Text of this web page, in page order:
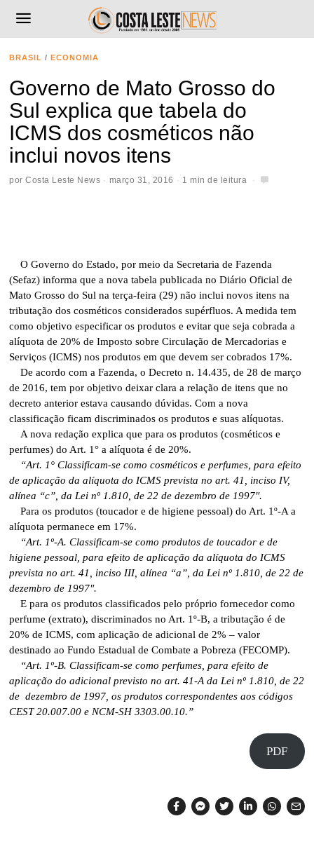
BRASIL / ECONOMIA
Governo de Mato Grosso do
Sul explica que tabela do
ICMS dos cosméticos não
inclui novos itens
porCosta Leste News março 31, 2016 1 min de leitura
O Governo do Estado, por meio da Secretaria de Fazenda
(Sefaz) informa que a nova tabela publicada no Diário Oficial de
Mato Grosso do Sul na terça-feira (29) não inclui novos itens na
tributação dos cosméticos considerados supérfluos. A medida tem
como objetivo especificar os produtos e evitar que seja cobrada a
alíquota de 20% de Imposto sobre Circulação de Mercadorias e
Serviços (ICMS) nos produtos em que devem ser cobrados 17%.
De acordo com a Fazenda, o Decreto n. 14.435, de 28 de março
de 2016, tem por objetivo deixar clara a relação de itens que no
decreto anterior estava causando dúvidas. Com a nova
classificação ficam discriminados os produtos e suas alíquotas.
A nova redação explica que para os produtos (cosméticos e
perfumes) do Art. 1° a alíquota é de 20%.
“Art. 1° Classificam-se como cosméticos e perfumes, para efeito
de aplicação da alíquota do ICMS prevista no art. 41, inciso IV,
alínea “c”, da Lei nº 1.810, de 22 de dezembro de 1997″.
Para os produtos (toucador e de higiene pessoal) do Art. 1º-A a
alíquota permanece em 17%.
“Art. 1º-A. Classificam-se como produtos de toucador e de
higiene pessoal, para efeito de aplicação da alíquota do ICMS
prevista no art. 41, inciso III, alínea “a”, da Lei nº 1.810, de 22 de
dezembro de 1997″.
E para os produtos classificados pelo próprio fornecedor como
perfume (extrato), discriminados no Art. 1º-B, a tributação é de
20% de ICMS, com aplicação de adicional de 2% – valor
destinado ao Fundo Estadual de Combate a Pobreza (FECOMP).
“Art. 1º-B. Classificam-se como perfumes, para efeito de
aplicação do adicional previsto no art. 41-A da Lei nº 1.810, de 22
de dezembro de 1997, os produtos correspondentes aos códigos
CEST 20.007.00 e NCM-SH 3303.00.10.”
PDF